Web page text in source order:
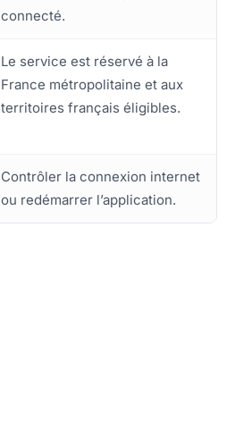
connecté.
Le service est réservé à la
France métropolitaine et aux
territoires français éligibles.
Contrôler la connexion internet
ou redémarrer l’application.